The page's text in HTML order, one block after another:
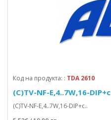
Код на продукта: : TDA 2610
(C)TV-NF-E,4..7W,16-DIP+c
(C)TV-NF-E,4..7W,16-DIP+c..